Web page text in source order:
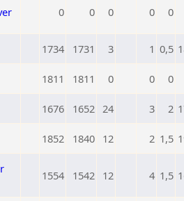
0 0 0 0 0
1734 1731 3 1 0,5
1811 1811 0 0 0
1676 1652 24 3 2
1852 1840 12 2 1,5
1554 1542 12 4 1,5